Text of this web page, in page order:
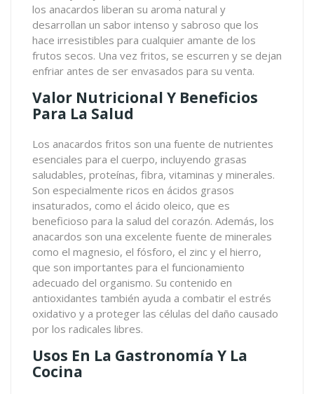
los anacardos liberan su aroma natural y
desarrollan un sabor intenso y sabroso que los
hace irresistibles para cualquier amante de los
frutos secos. Una vez fritos, se escurren y se dejan
enfriar antes de ser envasados para su venta.
Valor Nutricional Y Beneficios
Para La Salud
Los anacardos fritos son una fuente de nutrientes
esenciales para el cuerpo, incluyendo grasas
saludables, proteínas, fibra, vitaminas y minerales.
Son especialmente ricos en ácidos grasos
insaturados, como el ácido oleico, que es
beneficioso para la salud del corazón. Además, los
anacardos son una excelente fuente de minerales
como el magnesio, el fósforo, el zinc y el hierro,
que son importantes para el funcionamiento
adecuado del organismo. Su contenido en
antioxidantes también ayuda a combatir el estrés
oxidativo y a proteger las células del daño causado
por los radicales libres.
Usos En La Gastronomía Y La
Cocina